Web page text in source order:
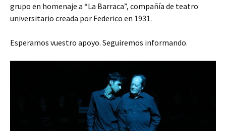
grupo en homenaje a “La Barraca”, compañía de teatro
universitario creada por Federico en 1931.
Esperamos vuestro apoyo. Seguiremos informando.